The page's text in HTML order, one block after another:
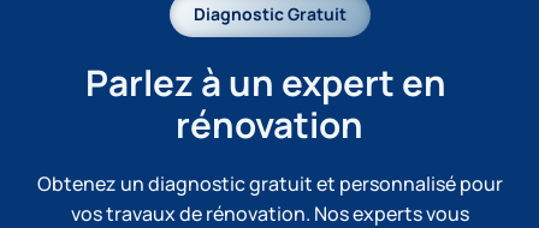
Diagnostic Gratuit
Parlez à un expert en
rénovation
Obtenez un diagnostic gratuit et personnalisé pour
vos travaux de rénovation. Nos experts vous